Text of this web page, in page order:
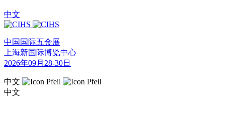
中文
中国国际五金展
上海新国际博览中心
2026年09月28-30日
中文
中文